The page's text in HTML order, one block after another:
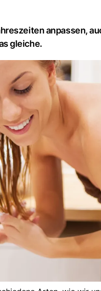
anpassen,
gleiche.